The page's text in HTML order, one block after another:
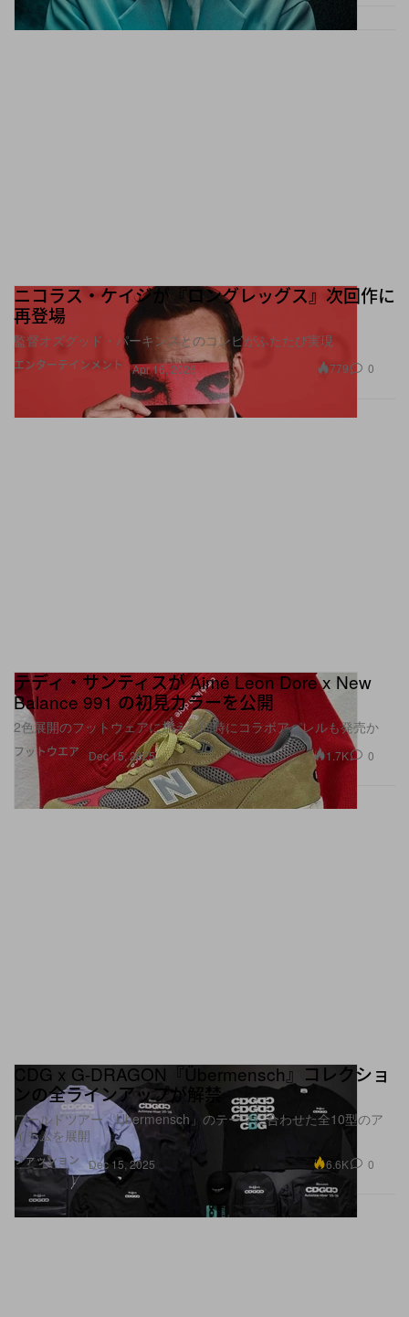
エンターテインメント
ニコラス・ケイジが『ロングレッグス』次回作に
再登場
監督オズグッド・パーキンスとのコンビがふたたび実現
Apr 16, 2026 779 0
フットウエア
テディ・サンティスが Aimé Leon Dore x New
Balance 991 の初見カラーを公開
2色展開のフットウェアに加え、同時にコラボアパレルも発売か
Dec 15, 2025 1.7K 0
ファッション
CDG x G-DRAGON『Übermensch』コレクショ
ンの全ラインアップが解禁
ワールドツアー「Übermensch」のテーマに合わせた全10型のア
イテムを展開
Dec 15, 2025 6.6K 0